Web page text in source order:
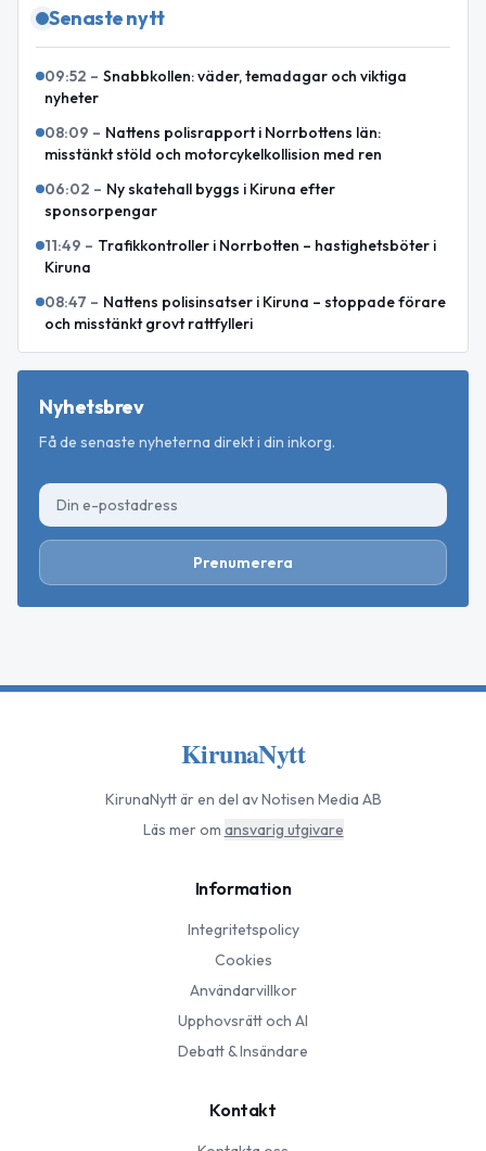
Senaste nytt
09:52 – Snabbkollen: väder, temadagar och viktiga
nyheter
08:09 – Nattens polisrapport i Norrbottens län:
misstänkt stöld och motorcykelkollision med ren
06:02 – Ny skatehall byggs i Kiruna efter
sponsorpengar
11:49 – Trafikkontroller i Norrbotten – hastighetsböter i
Kiruna
08:47 – Nattens polisinsatser i Kiruna – stoppade förare
och misstänkt grovt rattfylleri
Nyhetsbrev
Få de senaste nyheterna direkt i din inkorg.
Prenumerera
KirunaNytt
KirunaNyttär en del av Notisen Media AB
Läs mer om ansvarig utgivare
Information
Integritetspolicy
Cookies
Användarvillkor
Upphovsrätt och AI
Debatt & Insändare
Kontakt